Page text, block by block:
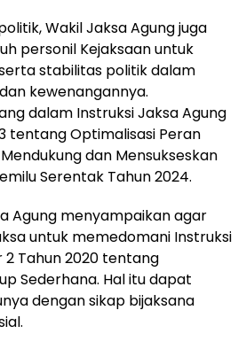
Wakil Jaksa Agung juga
personil Kejaksaan untuk
stabilitas politik dalam
kewenangannya.
dalam Instruksi Jaksa Agung
tentang Optimalisasi Peran
dan Mensukseskan
Serentak Tahun 2024.
Agung menyampaikan agar
untuk memedomani Instruksi
2 Tahun 2020 tentang
Sederhana. Hal itu dapat
dengan sikap bijaksana